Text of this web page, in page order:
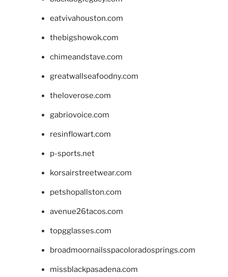
eatvivahouston.com
thebigshowok.com
chimeandstave.com
greatwallseafoodny.com
theloverose.com
gabriovoice.com
resinflowart.com
p-sports.net
korsairstreetwear.com
petshopallston.com
avenue26tacos.com
topgglasses.com
broadmoornailsspacoloradosprings.com
missblackpasadena.com